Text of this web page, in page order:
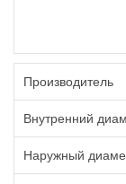
Производитель
Внутренний
Наружный